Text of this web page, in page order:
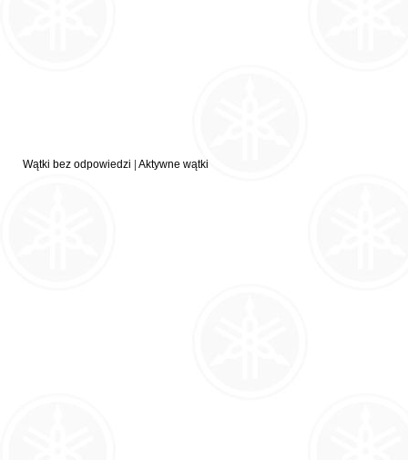
Wątki bez odpowiedzi Aktywne wątki